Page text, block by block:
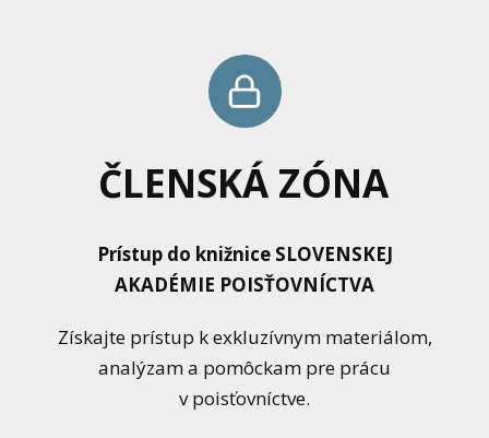
ČLENSKÁ ZÓNA
Prístup do knižnice SLOVENSKEJ
AKADÉMIE POISŤOVNÍCTVA
Získajte prístup k exkluzívnym materiálom,
analýzam a pomôckam pre prácu
v poisťovníctve.